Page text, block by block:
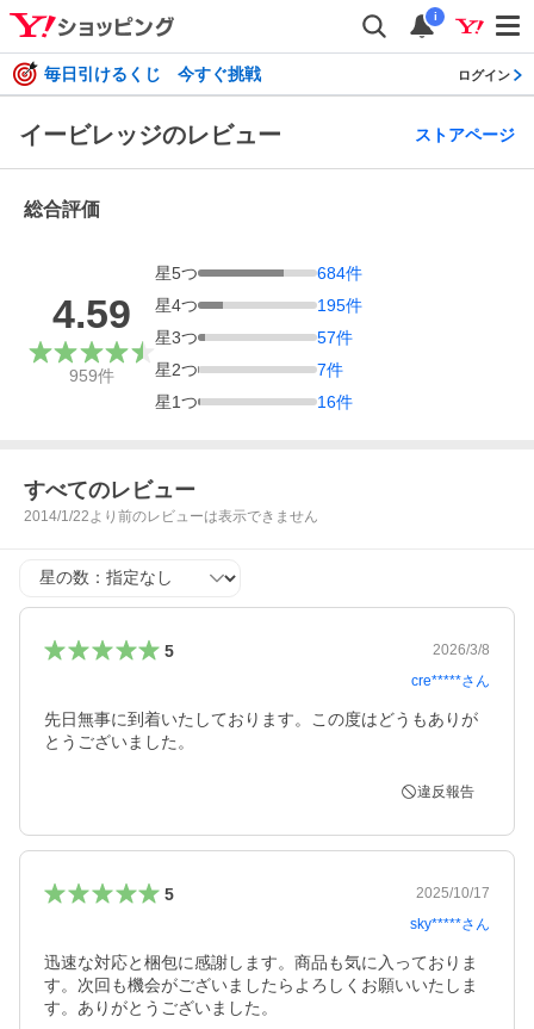
i
毎日引けるくじ 今すぐ挑戦 ログイン
イービレッジのレビュー ストアページ
総合評価
4.59
959件
星5つ 684件
星4つ 195件
星3つ 57件
星2つ 7件
星1つ 16件
すべてのレビュー
2014/1/22より前のレビューは表示できません
星の数
5
2026/3/8
cre*****さん
先日無事に到着いたしております。この度はどうもありが
とうございました。
違反報告
5
2025/10/17
sky*****さん
迅速な対応と梱包に感謝します。商品も気に入っておりま
す。次回も機会がございましたらよろしくお願いいたしま
す。ありがとうございました。